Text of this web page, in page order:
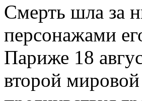
Смерть шла за
персонажами
Париже 18
второй